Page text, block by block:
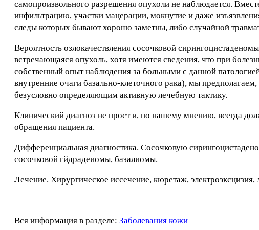
самопроизвольного разрешения опухоли не наблюдается.
инфильтрацию, участки мацерации, мокнутие и даже
следы которых бывают хорошо заметны, либо случайной
Вероятность озлокачествления сосочковой
встречающаяся опухоль, хотя имеются сведения, что при
собственный опыт наблюдения за больными с данной
внутренние очаги базально-клеточного рака), мы
безусловно определяющим активную лечебную тактику.
Клинический диагноз не прост и, по нашему мнению, всегда
обращения пациента.
Дифференциальная диагностика. Сосочковую
сосочковой гйдрадеиомы, базалиомы.
Лечение. Хирургическое иссечение, кюретаж, электроэксцизия,
Вся информация в разделе: Заболевания кожи